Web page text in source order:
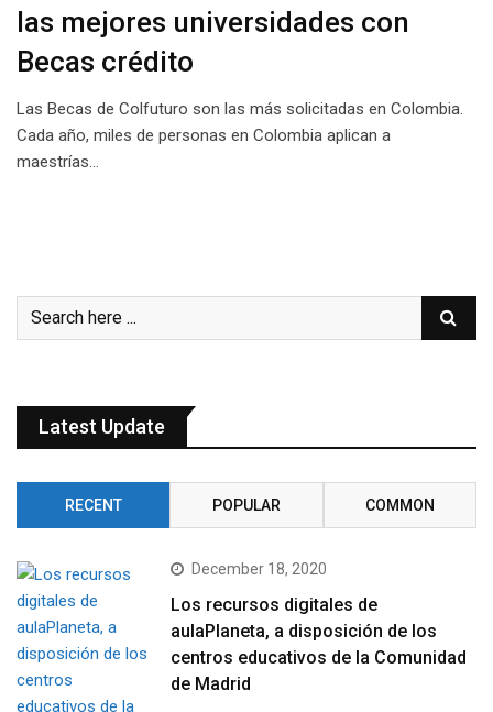
las mejores universidades con
Becas crédito
Las Becas de Colfuturo son las más solicitadas en Colombia.
Cada año, miles de personas en Colombia aplican a
maestrías…
Latest Update
RECENT POPULAR COMMON
December 18, 2020
Los recursos digitales de
aulaPlaneta, a disposición de los
centros educativos de la Comunidad
de Madrid